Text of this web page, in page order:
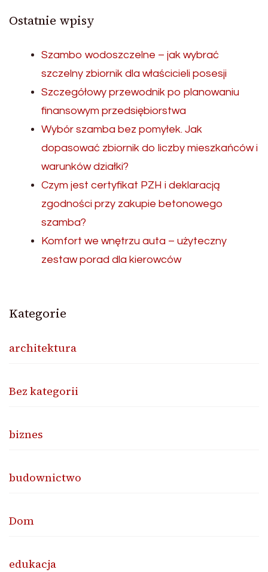
Ostatnie wpisy
Szambo wodoszczelne – jak wybrać
szczelny zbiornik dla właścicieli posesji
Szczegółowy przewodnik po planowaniu
finansowym przedsiębiorstwa
Wybór szamba bez pomyłek. Jak
dopasować zbiornik do liczby mieszkańców i
warunków działki?
Czym jest certyfikat PZH i deklaracją
zgodności przy zakupie betonowego
szamba?
Komfort we wnętrzu auta – użyteczny
zestaw porad dla kierowców
Kategorie
architektura
Bez kategorii
biznes
budownictwo
Dom
edukacja